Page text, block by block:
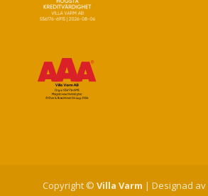
Copyright ©Villa Varm | Designad av